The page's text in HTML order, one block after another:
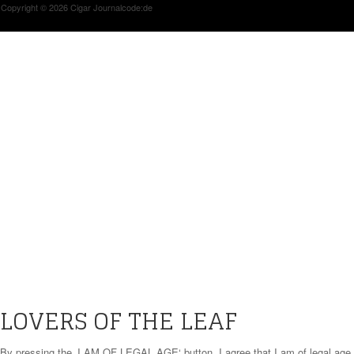
Copyright © 2026 Cigar Journalcode:de
LOVERS OF THE LEAF